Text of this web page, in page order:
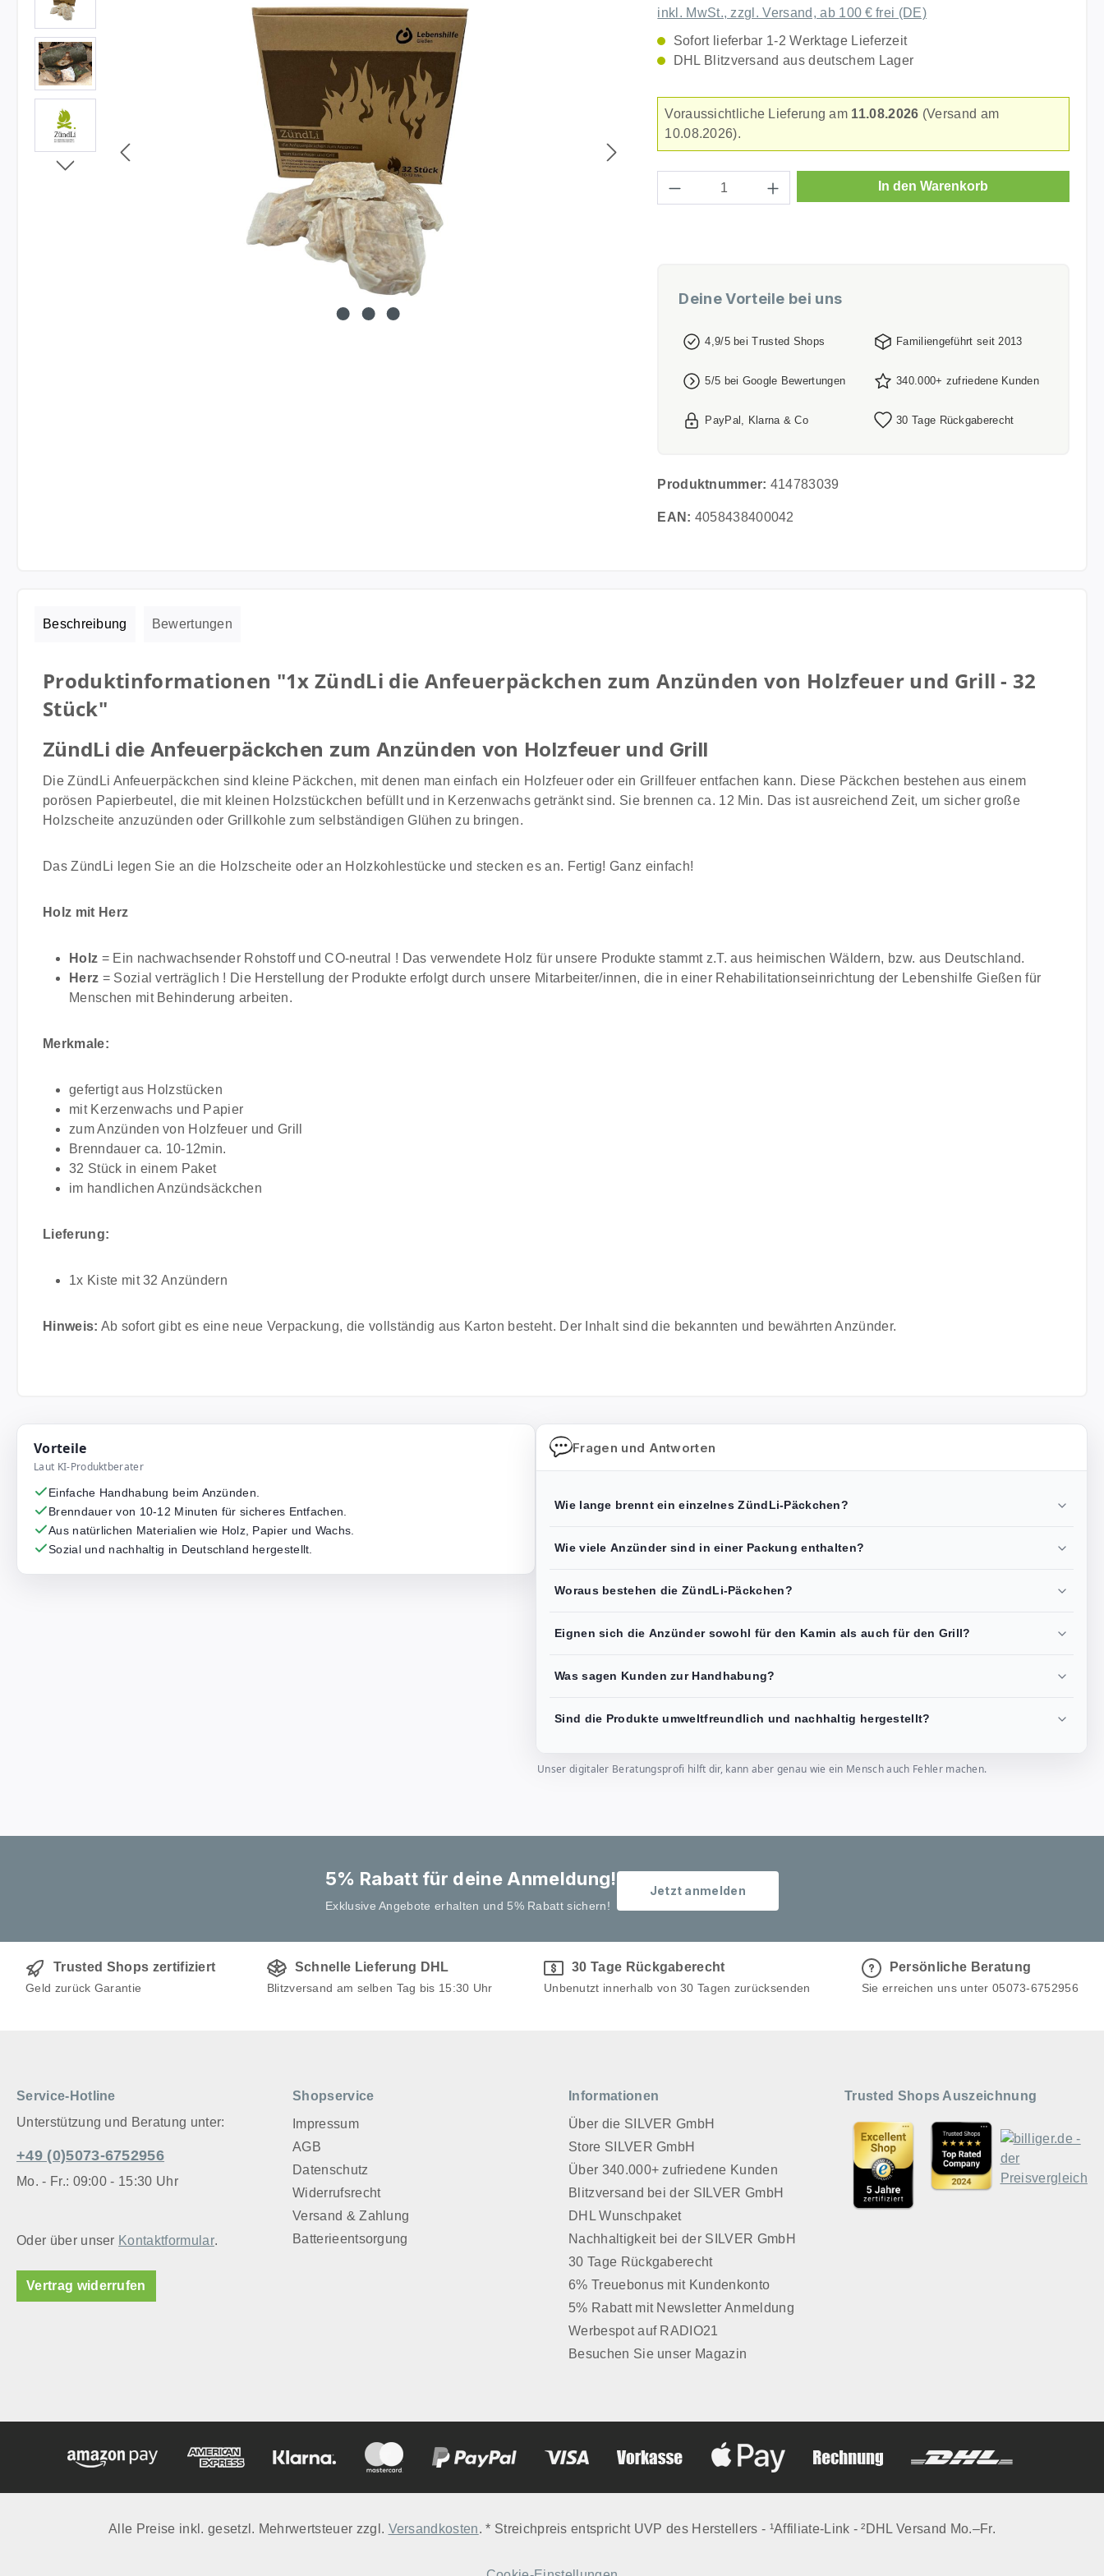
inkl. MwSt., zzgl. Versand, ab 100 € frei (DE)
Sofort lieferbar 1-2 Werktage Lieferzeit
DHL Blitzversand aus deutschem Lager
Voraussichtliche Lieferung am 11.08.2026 (Versand am
10.08.2026).
Produkt Anzahl: Gib den gewünschten Wert ein
In den Warenkorb
Deine Vorteile bei uns
4,9/5 bei Trusted Shops Familiengeführt seit 2013
5/5 bei Google Bewertungen 340.000+ zufriedene Kunden
PayPal, Klarna & Co 30 Tage Rückgaberecht
Produktnummer: 414783039
EAN: 4058438400042
Beschreibung Bewertungen
Produktinformationen "1x ZündLi die Anfeuerpäckchen zum Anzünden von Holzfeuer und Grill - 32
Stück"
ZündLi die Anfeuerpäckchen zum Anzünden von Holzfeuer und Grill
Die ZündLi Anfeuerpäckchen sind kleine Päckchen, mit denen man einfach ein Holzfeuer oder ein Grillfeuer entfachen kann. Diese Päckchen bestehen aus einem
porösen Papierbeutel, die mit kleinen Holzstückchen befüllt und in Kerzenwachs getränkt sind. Sie brennen ca. 12 Min. Das ist ausreichend Zeit, um sicher große
Holzscheite anzuzünden oder Grillkohle zum selbständigen Glühen zu bringen.
Das ZündLi legen Sie an die Holzscheite oder an Holzkohlestücke und stecken es an. Fertig! Ganz einfach!
Holz mit Herz
Holz = Ein nachwachsender Rohstoff und CO-neutral ! Das verwendete Holz für unsere Produkte stammt z.T. aus heimischen Wäldern, bzw. aus Deutschland.
Herz = Sozial verträglich ! Die Herstellung der Produkte erfolgt durch unsere Mitarbeiter/innen, die in einer Rehabilitationseinrichtung der Lebenshilfe Gießen für
Menschen mit Behinderung arbeiten.
Merkmale:
gefertigt aus Holzstücken
mit Kerzenwachs und Papier
zum Anzünden von Holzfeuer und Grill
Brenndauer ca. 10-12min.
32 Stück in einem Paket
im handlichen Anzündsäckchen
Lieferung:
1x Kiste mit 32 Anzündern
Hinweis: Ab sofort gibt es eine neue Verpackung, die vollständig aus Karton besteht. Der Inhalt sind die bekannten und bewährten Anzünder.
Vorteile
Laut KI-Produktberater
Einfache Handhabung beim Anzünden.
Brenndauer von 10-12 Minuten für sicheres Entfachen.
Aus natürlichen Materialien wie Holz, Papier und Wachs.
Sozial und nachhaltig in Deutschland hergestellt.
Fragen und Antworten
Wie lange brennt ein einzelnes ZündLi-Päckchen?
Wie viele Anzünder sind in einer Packung enthalten?
Woraus bestehen die ZündLi-Päckchen?
Eignen sich die Anzünder sowohl für den Kamin als auch für den Grill?
Was sagen Kunden zur Handhabung?
Sind die Produkte umweltfreundlich und nachhaltig hergestellt?
Unser digitaler Beratungsprofi hilft dir, kann aber genau wie ein Mensch auch Fehler machen.
5% Rabatt für deine Anmeldung!
Exklusive Angebote erhalten und 5% Rabatt sichern!
Jetzt anmelden
Trusted Shops zertifiziert
Geld zurück Garantie
Schnelle Lieferung DHL
Blitzversand am selben Tag bis 15:30 Uhr
30 Tage Rückgaberecht
Unbenutzt innerhalb von 30 Tagen zurücksenden
Persönliche Beratung
Sie erreichen uns unter 05073-6752956
Service-Hotline
Unterstützung und Beratung unter:
+49 (0)5073-6752956
Mo. - Fr.: 09:00 - 15:30 Uhr
Oder über unser Kontaktformular.
Vertrag widerrufen
Shopservice
Impressum
AGB
Datenschutz
Widerrufsrecht
Versand & Zahlung
Batterieentsorgung
Informationen
Über die SILVER GmbH
Store SILVER GmbH
Über 340.000+ zufriedene Kunden
Blitzversand bei der SILVER GmbH
DHL Wunschpaket
Nachhaltigkeit bei der SILVER GmbH
30 Tage Rückgaberecht
6% Treuebonus mit Kundenkonto
5% Rabatt mit Newsletter Anmeldung
Werbespot auf RADIO21
Besuchen Sie unser Magazin
Trusted Shops Auszeichnung
Alle Preise inkl. gesetzl. Mehrwertsteuer zzgl. Versandkosten. * Streichpreis entspricht UVP des Herstellers - ¹Affiliate-Link - ²DHL Versand Mo.–Fr.